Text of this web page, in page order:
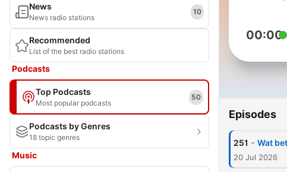
News
News radio stations
10
Recommended
List of the best radio stations
Podcasts
Top Podcasts
Most popular podcasts
50
Podcasts by Genres
18 topic genres
Music
00:00
Episodes
251 - Wat
20 Jul 2026